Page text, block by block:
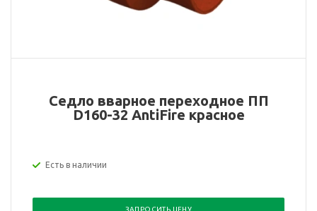
Седло вварное переходное ПП
D160-32 AntiFire красное
Есть в наличии
ЗАПРОСИТЬ ЦЕНУ